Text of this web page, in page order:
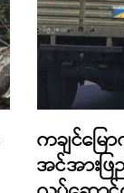
ကချင်မြေ
အင်အားဖြ